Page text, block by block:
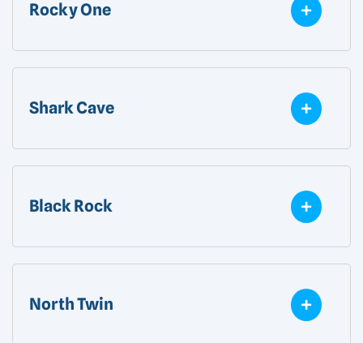
Rocky One
Shark Cave
Black Rock
North Twin